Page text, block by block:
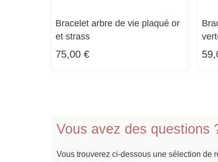
Bracelet arbre de vie plaqué or
et strass
75,00 €
Vous avez des questions
Vous trouverez ci-dessous une sélection de